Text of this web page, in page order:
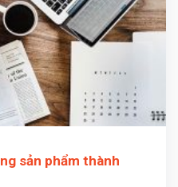
sản phẩm thành